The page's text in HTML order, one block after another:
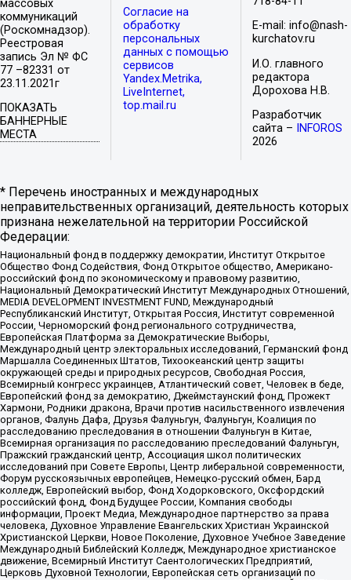
массовых
коммуникаций
(Роскомнадзор).
Реестровая
запись Эл № ФС
77 –82331 от
23.11.2021г
ПОКАЗАТЬ
БАННЕРНЫЕ
МЕСТА
Согласие на
обработку
персональных
данных с помощью
сервисов
Yandex.Metrika,
LiveInternet,
top.mail.ru
E-mail: info@nash-
kurchatov.ru
И.О. главного
редактора
Дорохова Н.В.
Разработчик
сайта –
INFOROS
2026
* Перечень иностранных и международных
неправительственных организаций, деятельность которых
признана нежелательной на территории Российской
Федерации:
Национальный фонд в поддержку демократии, Институт Открытое
Общество Фонд Содействия, Фонд Открытое общество, Американо-
российский фонд по экономическому и правовому развитию,
Национальный Демократический Институт Международных Отношений,
MEDIA DEVELOPMENT INVESTMENT FUND, Международный
Республиканский Институт, Открытая Россия, Институт современной
России, Черноморский фонд регионального сотрудничества,
Европейская Платформа за Демократические Выборы,
Международный центр электоральных исследований, Германский фонд
Маршалла Соединенных Штатов, Тихоокеанский центр защиты
окружающей среды и природных ресурсов, Свободная Россия,
Всемирный конгресс украинцев, Атлантический совет, Человек в беде,
Европейский фонд за демократию, Джеймстаунский фонд, Прожект
Хармони, Родники дракона, Врачи против насильственного извлечения
органов, Фалунь Дафа, Друзья Фалуньгун, Фалуньгун, Коалиция по
расследованию преследования в отношении Фалуньгун в Китае,
Всемирная организация по расследованию преследований Фалуньгун,
Пражский гражданский центр, Ассоциация школ политических
исследований при Совете Европы, Центр либеральной современности,
Форум русскоязычных европейцев, Немецко-русский обмен, Бард
колледж, Европейский выбор, Фонд Ходорковского, Оксфордский
российский фонд, Фонд Будущее России, Компания свободы
информации, Проект Медиа, Международное партнерство за права
человека, Духовное Управление Евангельских Христиан Украинской
Христианской Церкви, Новое Поколение, Духовное Учебное Заведение
Международный Библейский Колледж, Международное христианское
движение, Всемирный Институт Саентологических Предприятий,
Церковь Духовной Технологии, Европейская сеть организаций по